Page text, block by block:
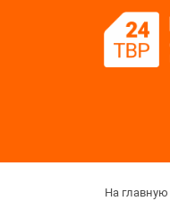
На главную